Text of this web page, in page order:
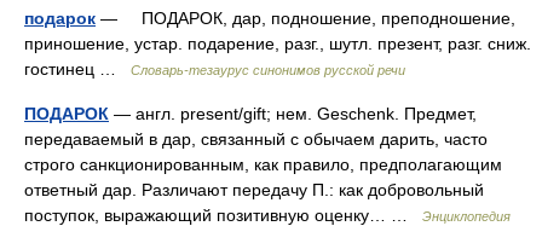
подарок — ПОДАРОК, дар, подношение, преподношение,
приношение, устар. подарение, разг., шутл. презент, разг. сниж.
гостинец …
Словарь-тезаурус синонимов русской речи
ПОДАРОК — англ. present/gift; нем. Geschenk. Предмет,
передаваемый в дар, связанный с обычаем дарить, часто
строго санкционированным, как правило, предполагающим
ответный дар. Различают передачу П.: как добровольный
поступок, выражающий позитивную оценку… …
Энциклопедия